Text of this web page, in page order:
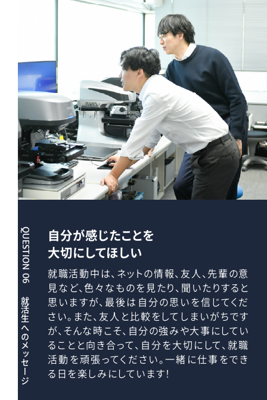
QUESTION 06
就活生へのメッセージ
自分が感じたことを
大切にしてほしい
就職活動中は、ネットの情報、友人、先輩の意
見など、色々なものを見たり、聞いたりすると
思いますが、最後は自分の思いを信じてくだ
さい。また、友人と比較をしてしまいがちです
が、そんな時こそ、自分の強みや大事にしてい
ることと向き合って、自分を大切にして、就職
活動を頑張ってください。一緒に仕事をでき
る日を楽しみにしています！